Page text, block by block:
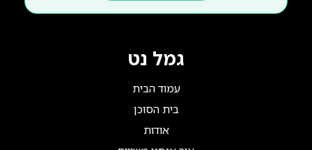
גמל נט
עמוד הבית
בית הסוכן
אודות